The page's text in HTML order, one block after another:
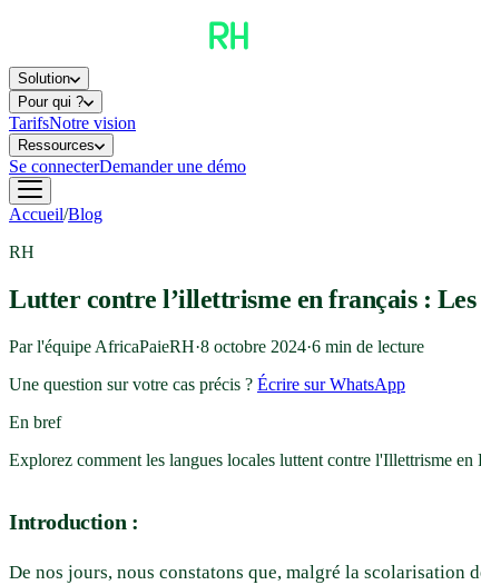
Solution
Pour qui ?
TarifsNotre vision
Ressources
Se connecterDemander une démo
Accueil/Blog
RH
Lutter contre l’illettrisme en français : Les
Par l'équipe AfricaPaieRH·8 octobre 2024·6 min de lecture
Une question sur votre cas précis ? Écrire sur WhatsApp
En bref
Explorez comment les langues locales luttent contre l'Illettrisme
Introduction :
De nos jours, nous constatons que, malgré la scolarisation